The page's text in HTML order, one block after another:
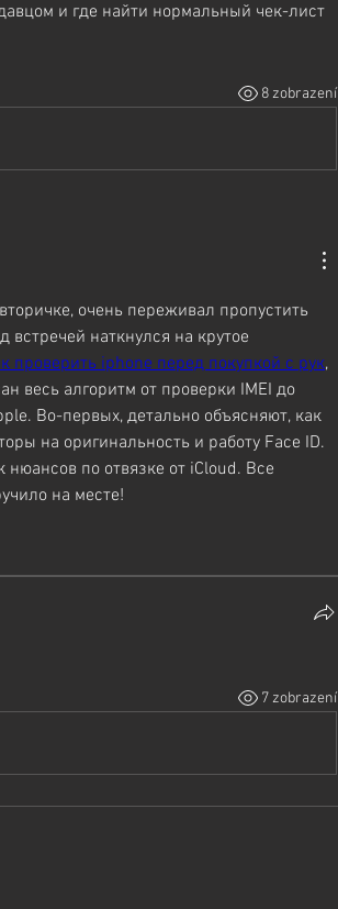
и где найти нормальный чек-лист
8 zobrazení
очень переживал пропустить
встречей наткнулся на крутое
проверить iphone перед покупкой с рук,
весь алгоритм от проверки IMEI до
Во-первых, детально объясняют, как
на оригинальность и работу Face ID.
нюансов по отвязке от iCloud. Все
на месте!
7 zobrazení